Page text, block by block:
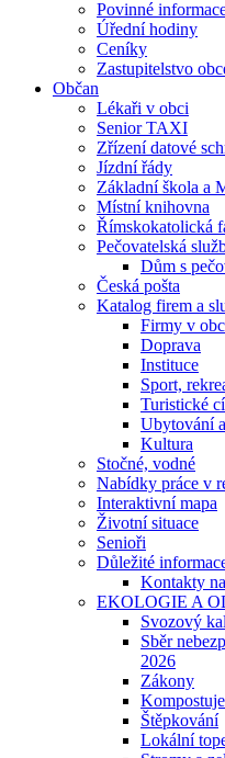
Povinné
Úřední hodiny
Ceníky
Zastupitelstvo
Občan
Lékaři v obci
Senior TAXI
Zřízení datové
Jízdní řády
Základní škola a
Místní knihovna
Římskokatolická
Pečovatelská
Dům s
Česká pošta
Katalog firem a
Firmy v
Doprava
Instituce
Sport,
Turistické
Ubytování
Kultura
Stočné, vodné
Nabídky práce v
Interaktivní mapa
Životní situace
Senioři
Důležité
Kontakty
EKOLOGIE A
Svozový
Sběr
2026
Zákony
Štěpkování
Lokální